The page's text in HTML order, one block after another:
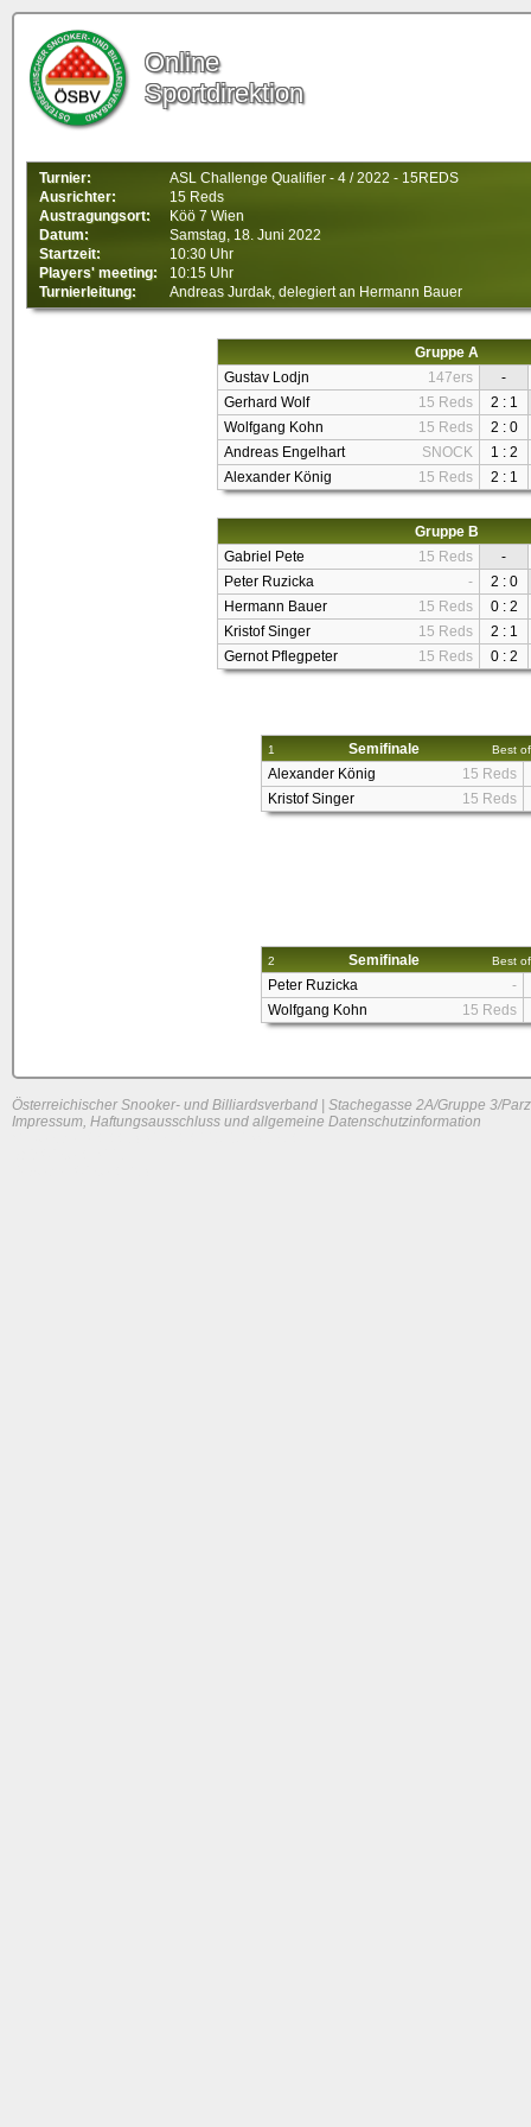
Online
Sportdirektion
Turnier:
ASL Challenge Qualifier - 4 / 2022 - 15REDS
Ausrichter:
15 Reds
Austragungsort:
Köö 7 Wien
Datum:
Samstag, 18. Juni 2022
Startzeit:
10:30 Uhr
Players' meeting:
10:15 Uhr
Turnierleitung:
Andreas Jurdak, delegiert an Hermann Bauer
Gruppe A
Gustav Lodjn
147ers
-
Gerhard Wolf
15 Reds
2 : 1
Wolfgang Kohn
15 Reds
2 : 0
Andreas Engelhart
SNOCK
1 : 2
Alexander König
15 Reds 2 : 1
Gruppe B
Gabriel Pete
15 Reds
-
Peter Ruzicka
-
2 : 0
Hermann Bauer
15 Reds
0 : 2
Kristof Singer
15 Reds
2 : 1
Gernot Pflegpeter
15 Reds 0 : 2
1 Semifinale Best
Alexander König
15 Reds
Kristof Singer
15 Reds
2 Semifinale Best
Peter Ruzicka
-
Wolfgang Kohn
15 Reds
Österreichischer Snooker- und Billiardsverband | Stachegasse 2A/Gruppe 3/
Impressum, Haftungsausschluss und allgemeine Datenschutzinformation